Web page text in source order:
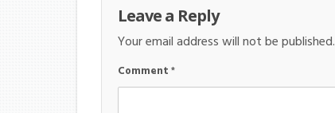
Leave a Reply
Your email address will not be published.
Comment*